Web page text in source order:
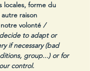
locales, forme du
raison
volonté /
to adapt or
if necessary (bad
group...) or for
control.